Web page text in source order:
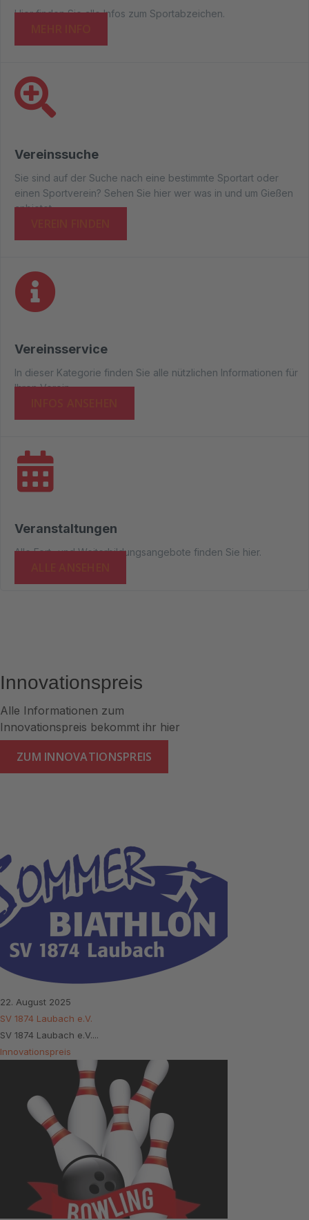
Hier finden Sie alle Infos zum Sportabzeichen.
Vereinssuche
Sie sind auf der Suche nach eine bestimmte Sportart oder
einen Sportverein? Sehen Sie hier wer was in und um Gießen
anbietet.
Vereinsservice
In dieser Kategorie finden Sie alle nützlichen Informationen für
Ihren Verein.
Veranstaltungen
Alle Fort- und Weiterbildungsangebote finden Sie hier.
Innovationspreis
Alle Informationen zum
Innovationspreis bekommt ihr hier
ZUM INNOVATIONSPREIS
22. August 2025
SV 1874 Laubach e.V.
SV 1874 Laubach e.V....
Innovationspreis